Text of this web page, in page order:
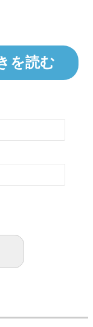
を読む